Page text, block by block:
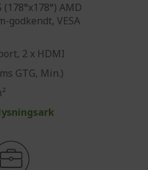
AMD
godkendt, VESA
2 x HDMI
GTG, Min.)